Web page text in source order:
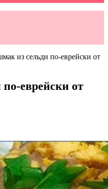
из сельди по-еврейски от
еврейски от